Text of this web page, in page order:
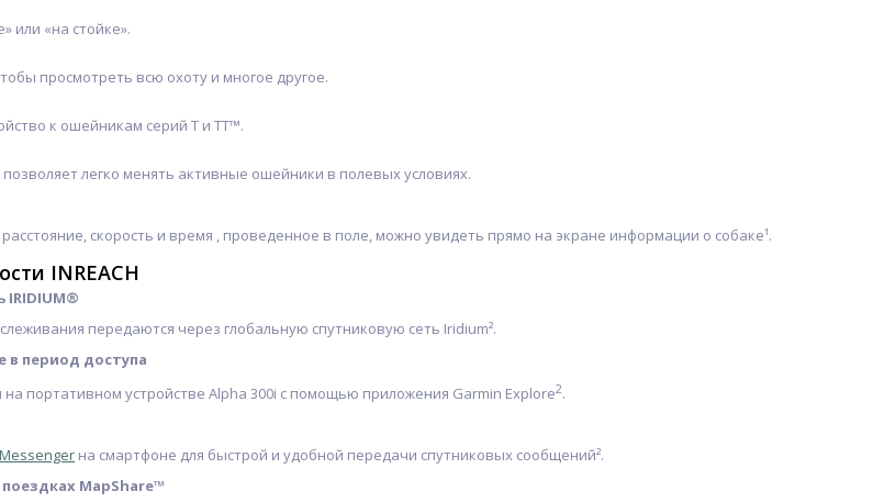
или «на стойке».
просмотреть всю охоту и многое другое.
к ошейникам серий T и TT™.
легко менять активные ошейники в полевых условиях.
скорость и время , проведенное в поле, можно увидеть прямо на экране информации о собаке¹.
INREACH
IRIDIUM®
передаются через глобальную спутниковую сеть Iridium².
период доступа
портативном устройстве Alpha 300i с помощью приложения Garmin Explore2.
на смартфоне для быстрой и удобной передачи спутниковых сообщений².
MapShare™